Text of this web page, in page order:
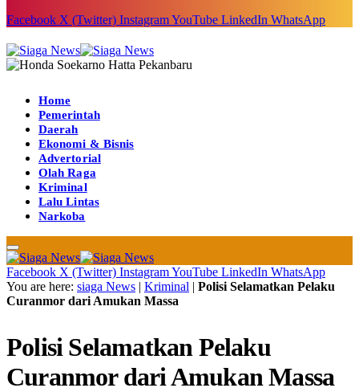
Facebook X (Twitter) InstagramYouTube LinkedIn WhatsApp
Home
Pemerintah
Daerah
Ekonomi & Bisnis
Advertorial
Olah Raga
Kriminal
Lalu Lintas
Narkoba
Facebook X (Twitter) InstagramYouTube LinkedIn WhatsApp
You are here: siaga News | Kriminal | Polisi Selamatkan Pelaku
Curanmor dari Amukan Massa
Polisi Selamatkan Pelaku
Curanmor dari Amukan Massa